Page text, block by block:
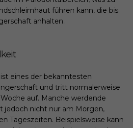
führen kann, die bis
anhalten.
eines der bekanntesten
und tritt normalerweise
auf. Manche werdende
jedoch nicht nur am Morgen,
Tageszeiten. Beispielsweise kann